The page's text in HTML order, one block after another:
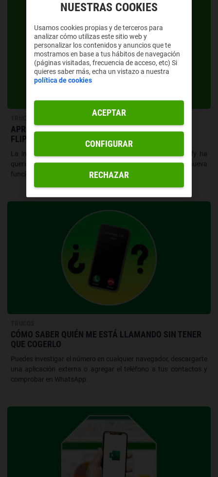
APRENDE A USAR EL MODO DJ DE SPOTIFY Y HAZ
FLIPAR A TUS COLEGAS
La inteligencia artificial ha llegado para quedarse y Spotify ha
querido aprovecharla para sorprendernos con esta nueva
función premium.
CÓMO SABER QUIÉN ME ESTÁ LLAMANDO SIN TENER
QUE COGERLO
Puedes investigar el número en cualquier navegador, descargarte
una aplicación externa o agregar el teléfono a tus contactos y
comprobar en WhatsApp.
NUESTRAS COOKIES
Usamos cookies propias y de terceros para
analizar cómo utilizas este sitio web y
personalizar los contenidos y anuncios que te
mostramos en base a tus hábitos de navegación
(páginas visitadas, frecuencia de acceso, etc) Si
quieres saber más, echa un vistazo a nuestra
política de cookies
RECHAZAR
ACEPTAR
CONFIGURAR